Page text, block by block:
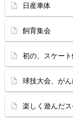
日産車体
飼育集会
初の、スケー
球技大会、がん
楽しく遊んだス